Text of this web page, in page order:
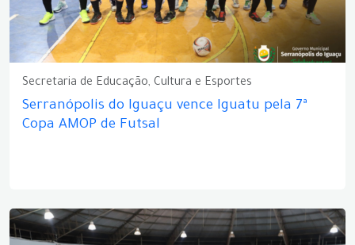
Secretaria de Educação, Cultura e Esportes
Serranópolis do Iguaçu vence Iguatu pela 7ª
Copa AMOP de Futsal